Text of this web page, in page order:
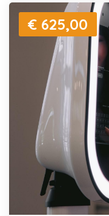
€ 625,00